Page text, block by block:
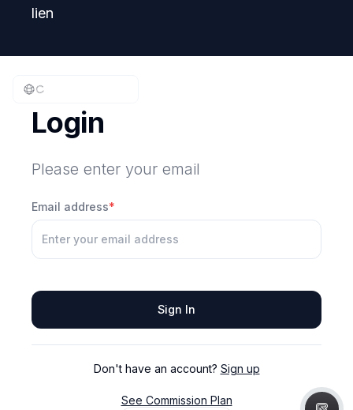
Login
Please enter your email
Email address*
Sign In
Don't have an account? Sign up
See Commission Plan
lien